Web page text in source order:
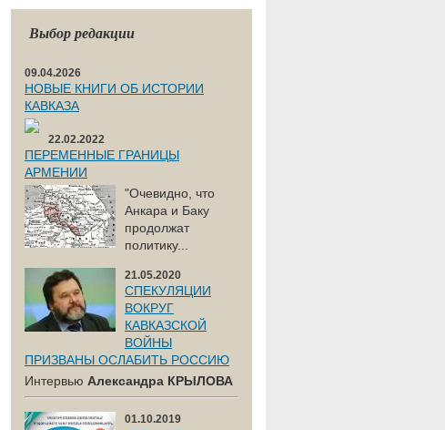
Выбор редакции
09.04.2026
НОВЫЕ КНИГИ ОБ ИСТОРИИ
КАВКАЗА
22.02.2022
ПЕРЕМЕННЫЕ ГРАНИЦЫ
АРМЕНИИ
"Очевидно, что
Анкара и Баку
продолжат
политику...
21.05.2020
СПЕКУЛЯЦИИ
ВОКРУГ
КАВКАЗСКОЙ
ВОЙНЫ
ПРИЗВАНЫ ОСЛАБИТЬ РОССИЮ
Интервью Александра КРЫЛОВА
01.10.2019